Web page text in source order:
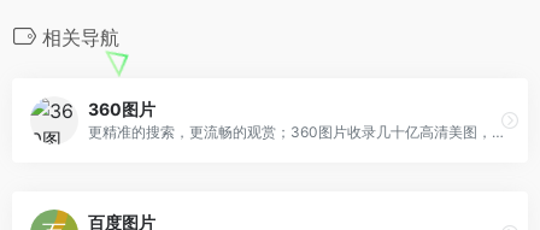
相关导航
360图片
更精准的搜索，更流畅的观赏；360图片收录几十亿高清美图，为用户提供壁纸、素材、头像、写真、摄影、风景等最新、最全的高质量图片搜索服务！
百度图片